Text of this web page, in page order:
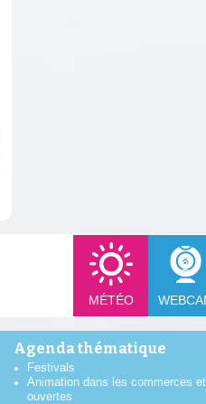
MÉTÉO
Agenda thématique
Festivals
Animation dans les commerces
ouvertes